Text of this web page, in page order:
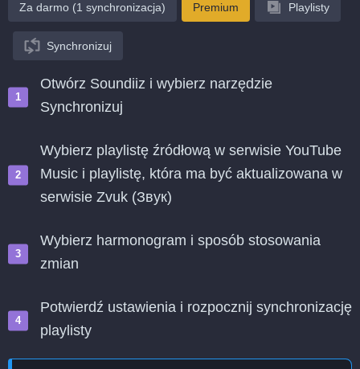
Za darmo (1 synchronizacja) Premium Playlisty
Synchronizuj
Otwórz Soundiiz i wybierz narzędzie
Synchronizuj
Wybierz playlistę źródłową w serwisie YouTube
Music i playlistę, która ma być aktualizowana w
serwisie Zvuk (Звук)
Wybierz harmonogram i sposób stosowania
zmian
Potwierdź ustawienia i rozpocznij synchronizację
playlisty